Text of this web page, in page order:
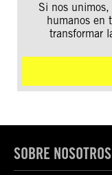
Si nos
humanos en
transformar
SOBRE NOSOTROS